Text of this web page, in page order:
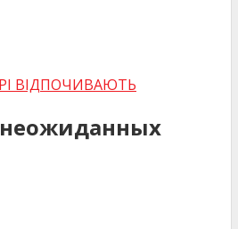
ВІДПОЧИВАЮТЬ